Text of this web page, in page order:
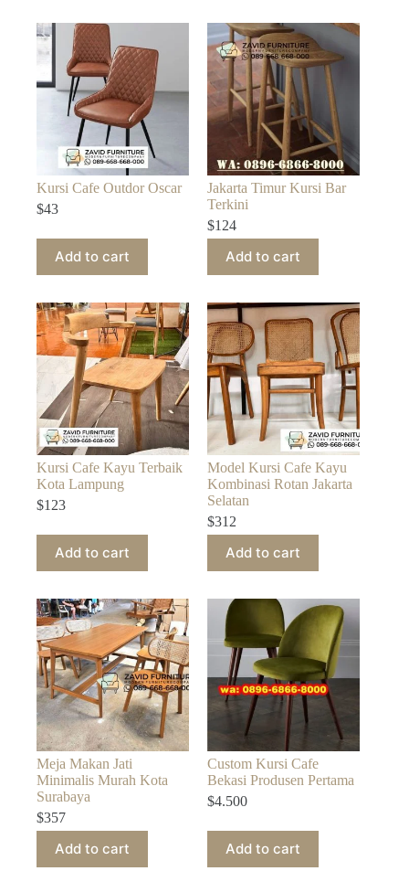
Kursi Cafe Outdor Oscar
$43
Add to cart
Jakarta Timur Kursi Bar
Terkini
$124
Add to cart
Kursi Cafe Kayu Terbaik
Kota Lampung
$123
Add to cart
Model Kursi Cafe Kayu
Kombinasi Rotan Jakarta
Selatan
$312
Add to cart
Meja Makan Jati
Minimalis Murah Kota
Surabaya
$357
Add to cart
Custom Kursi Cafe
Bekasi Produsen Pertama
$4.500
Add to cart